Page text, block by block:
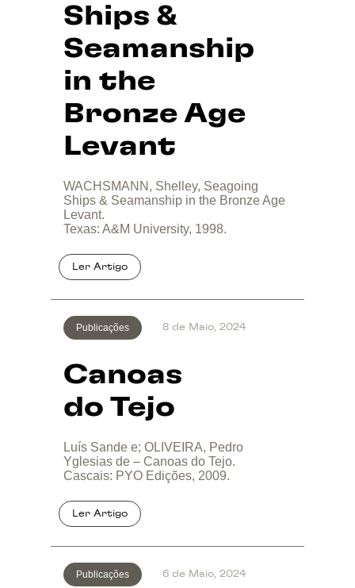
Ships &
Seamanship
in the
Bronze Age
Levant
WACHSMANN, Shelley, Seagoing
Ships & Seamanship in the Bronze Age
Levant.
Texas: A&M University, 1998.
Publicações
Canoas
do Tejo
8 de Maio, 2024
Luís Sande e; OLIVEIRA, Pedro
Yglesias de – Canoas do Tejo.
Cascais: PYO Edições, 2009.
Publicações 6 de Maio, 2024